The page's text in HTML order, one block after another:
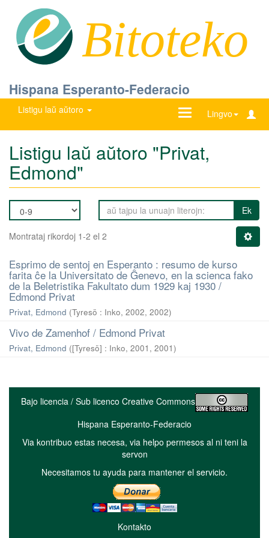
Bitoteko
Hispana Esperanto-Federacio
Listigu laŭ aŭtoro Lingvo
Ŝanĝu
Listigu laŭ aŭtoro "Privat,
Edmond"
Ek
Montrataj rikordoj 1-2 el 2
Esprimo de sentoj en Esperanto : resumo de kurso
farita ĉe la Universitato de Ĝenevo, en la scienca fako
de la Beletristika Fakultato dum 1929 kaj 1930 /
Edmond Privat
Privat, Edmond (Tyresö : Inko, 2002, 2002)
Vivo de Zamenhof / Edmond Privat
Privat, Edmond ([Tyresö] : Inko, 2001 , 2001)
Bajo licencia / Sub licenco Creative Commons
Hispana Esperanto-Federacio
Via kontribuo estas necesa, via helpo permesos al ni teni la
servon
Necesitamos tu ayuda para mantener el servicio.
Kontakto